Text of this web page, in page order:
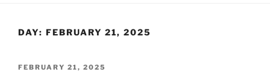
DAY: FEBRUARY 21, 2025
POSTED
FEBRUARY 21, 2025